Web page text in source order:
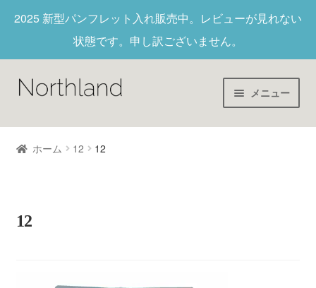
2025 新型パンフレット入れ販売中。レビューが見れない
状態です。申し訳ございません。
メニュー
Home
ヌメ革
ホーム 12 12
12